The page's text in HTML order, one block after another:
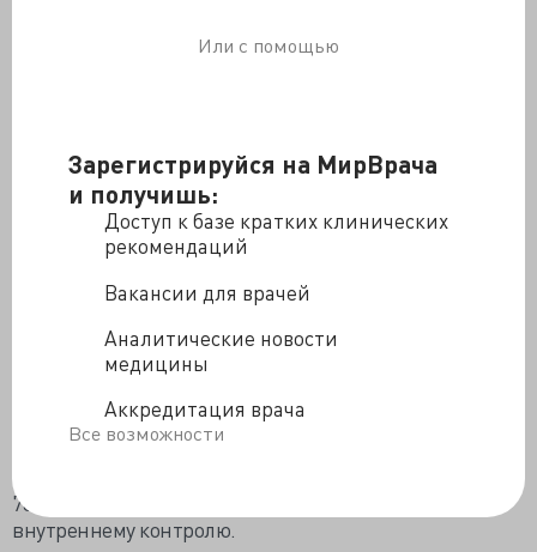
Зарегистрируйся на МирВрача
и получишь:
Доступ к базе кратких клинических
рекомендаций
Вакансии для врачей
Аналитические новости
медицины
Аккредитация врача
Все возможности
Или с помощью
проводимой терапии, альтернативных
Более того, в соответствии с приказом
Минздравсоцразвития России от 09.08.2005 № 494 при
необходимости индивидуального применения по
жизненным показаниям лекарственного средства, не
зарегистрированного в РФ, решение о его
назначении принимается консилиумом федеральной
Еще на ВК предлагают возложить организацию и
безопасности медицинской деятельности по
решению руководителя медицинской организации.
785н закрепил эту функцию за комиссией по
внутреннему контролю.